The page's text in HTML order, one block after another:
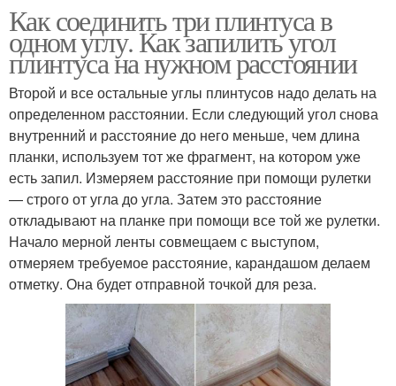
Как соединить три плинтуса в
одном углу. Как запилить угол
плинтуса на нужном расстоянии
Второй и все остальные углы плинтусов надо делать на
определенном расстоянии. Если следующий угол снова
внутренний и расстояние до него меньше, чем длина
планки, используем тот же фрагмент, на котором уже
есть запил. Измеряем расстояние при помощи рулетки
— строго от угла до угла. Затем это расстояние
откладывают на планке при помощи все той же рулетки.
Начало мерной ленты совмещаем с выступом,
отмеряем требуемое расстояние, карандашом делаем
отметку. Она будет отправной точкой для реза.